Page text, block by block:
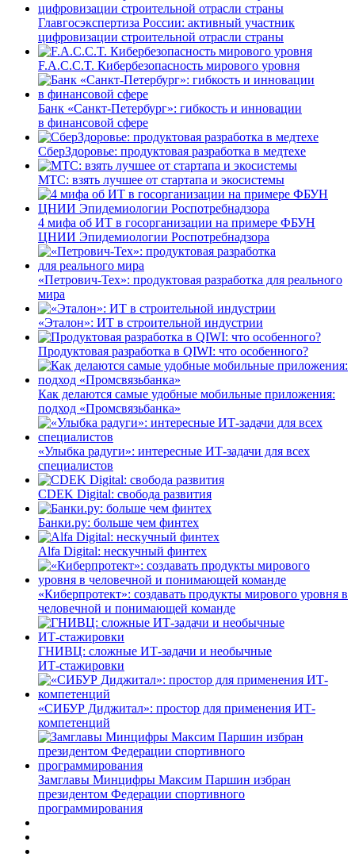
Главгосэкспертиза России: активный участник
цифровизации строительной отрасли страны
F.A.C.C.T. Кибербезопасность мирового уровня
Банк «Санкт-Петербург»: гибкость и инновации
в финансовой сфере
СберЗдоровье: продуктовая разработка в медтехе
МТС: взять лучшее от стартапа и экосистемы
4 мифа об ИТ в госорганизации на примере ФБУН
ЦНИИ Эпидемиологии Роспотребнадзора
«Петрович-Тех»: продуктовая разработка для реального
мира
«Эталон»: ИТ в строительной индустрии
Продуктовая разработка в QIWI: что особенного?
Как делаются самые удобные мобильные приложения:
подход «Промсвязьбанка»
«Улыбка радуги»: интересные ИТ-задачи для всех
специалистов
CDEK Digital: свобода развития
Банки.ру: больше чем финтех
Alfa Digital: нескучный финтех
«Киберпротект»: создавать продукты мирового уровня в
человечной и понимающей команде
ГНИВЦ: сложные ИТ‑задачи и необычные
ИТ‑стажировки
«СИБУР Диджитал»: простор для применения ИТ-
компетенций
Замглавы Минцифры Максим Паршин избран
президентом Федерации спортивного
программирования